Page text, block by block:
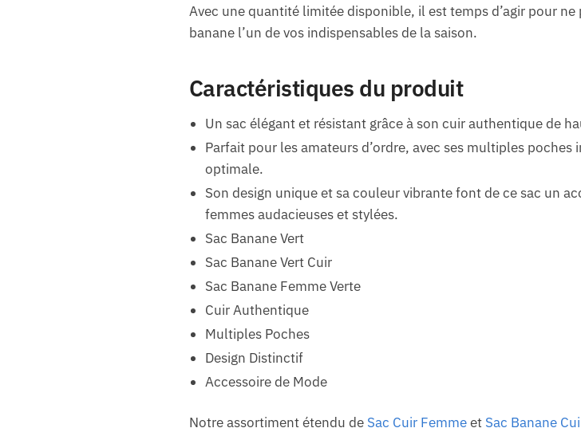
Avec une quantité limitée disponible, il est temps d’agir pour
banane l’un de vos indispensables de la saison.
Caractéristiques du produit
Un sac élégant et résistant grâce à son cuir authentique de
Parfait pour les amateurs d’ordre, avec ses multiples
optimale.
Son design unique et sa couleur vibrante font de ce sac un
femmes audacieuses et stylées.
Sac Banane Vert
Sac Banane Vert Cuir
Sac Banane Femme Verte
Cuir Authentique
Multiples Poches
Design Distinctif
Accessoire de Mode
Notre assortiment étendu de Sac Cuir Femmeet Sac Banane